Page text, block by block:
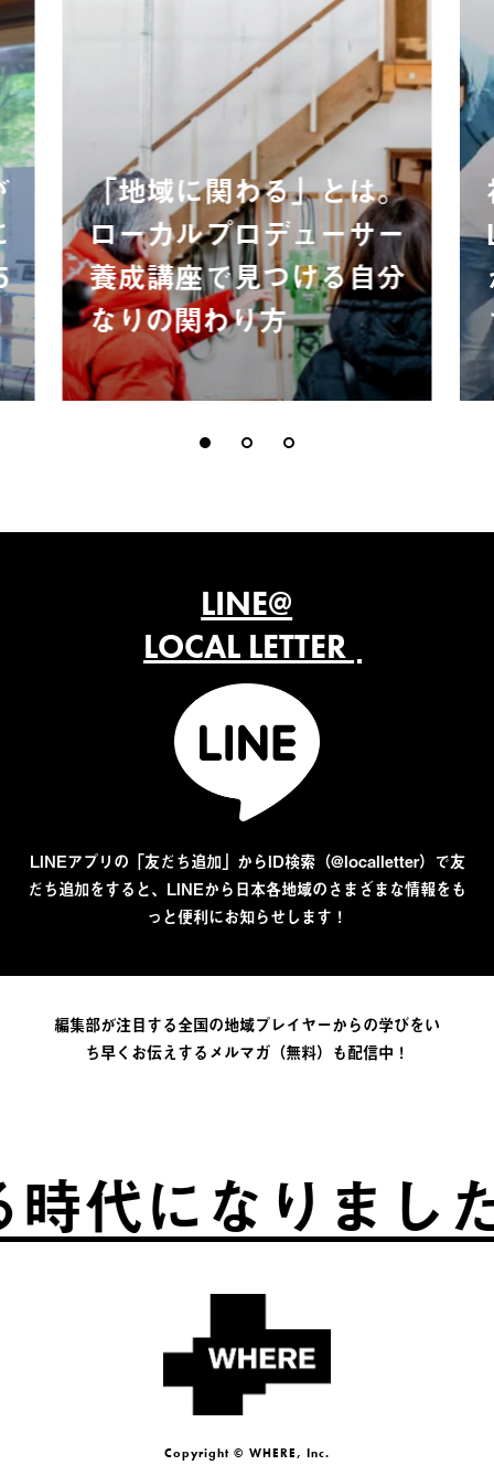
「地域に関わる」とは。
ローカルプロデューサー
養成講座で見つける自分
なりの関わり方
LINE@
LOCAL LETTER
LINEアプリの「友だち追加」からID検索（@localletter）で友
だち追加をすると、LINEから日本各地域のさまざまな情報をも
っと便利にお知らせします！
編集部が注目する全国の地域プレイヤーからの学びをい
ち早くお伝えするメルマガ（無料）も配信中！
代になりました
Copyright © WHERE, Inc.